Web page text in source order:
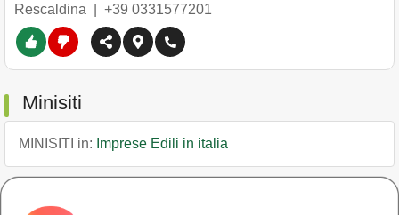
Rescaldina
+39 0331577201
Minisiti
MINISITI in: Imprese Edili in italia